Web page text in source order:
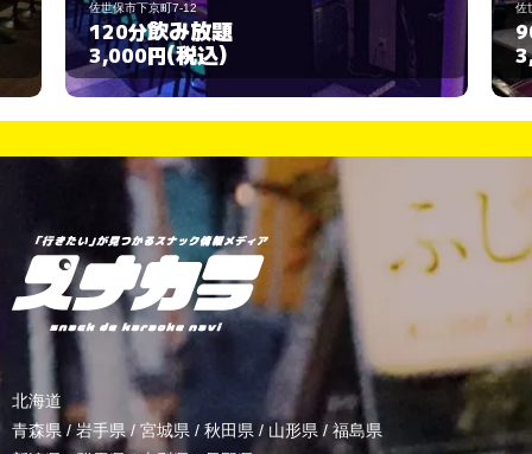
佐世保市三浦町2-1
90分飲み放題
3,000円
北海道
青森県 / 岩手県/ 宮城県 / 秋田県 / 山形県/ 福島県